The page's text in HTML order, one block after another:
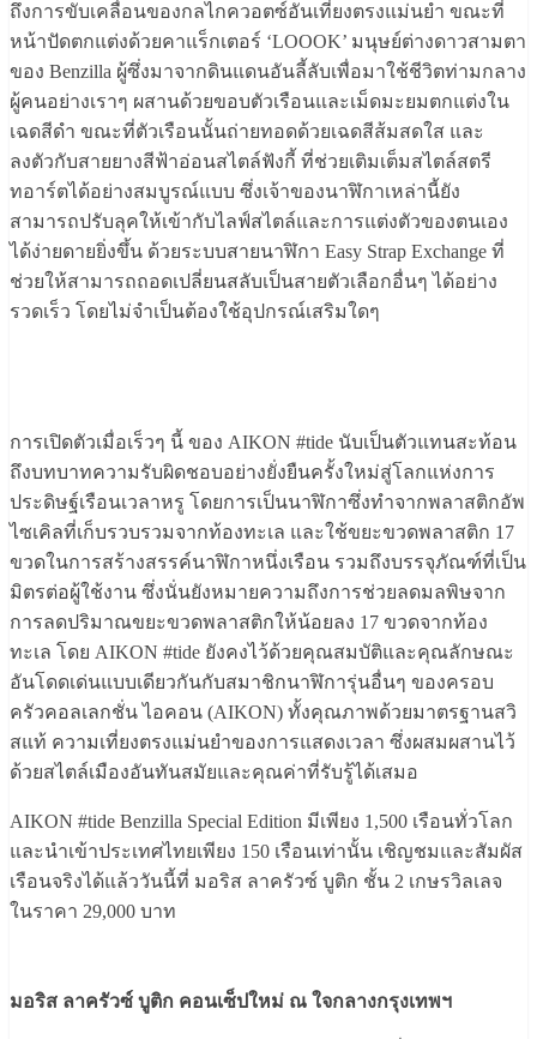
ถึงการขับเคลื่อนของกลไกควอตซ์อันเที่ยงตรงแม่นยำ ขณะที่
หน้าปัดตกแต่งด้วยคาแร็กเตอร์ ‘LOOOK’ มนุษย์ต่างดาวสามตา
ของ Benzilla ผู้ซึ่งมาจากดินแดนอันลี้ลับเพื่อมาใช้ชีวิตท่ามกลาง
ผู้คนอย่างเราๆ ผสานด้วยขอบตัวเรือนและเม็ดมะยมตกแต่งใน
เฉดสีดำ ขณะที่ตัวเรือนนั้นถ่ายทอดด้วยเฉดสีส้มสดใส และ
ลงตัวกับสายยางสีฟ้าอ่อนสไตล์ฟังกี้ ที่ช่วยเติมเต็มสไตล์สตรี
ทอาร์ตได้อย่างสมบูรณ์แบบ ซึ่งเจ้าของนาฬิกาเหล่านี้ยัง
สามารถปรับลุคให้เข้ากับไลฟ์สไตล์และการแต่งตัวของตนเอง
ได้ง่ายดายยิ่งขึ้น ด้วยระบบสายนาฬิกา Easy Strap Exchange ที่
ช่วยให้สามารถถอดเปลี่ยนสลับเป็นสายตัวเลือกอื่นๆ ได้อย่าง
รวดเร็ว โดยไม่จำเป็นต้องใช้อุปกรณ์เสริมใดๆ
การเปิดตัวเมื่อเร็วๆ นี้ ของ AIKON #tide นับเป็นตัวแทนสะท้อน
ถึงบทบาทความรับผิดชอบอย่างยั่งยืนครั้งใหม่สู่โลกแห่งการ
ประดิษฐ์เรือนเวลาหรู โดยการเป็นนาฬิกาซึ่งทำจากพลาสติกอัพ
ไซเคิลที่เก็บรวบรวมจากท้องทะเล และใช้ขยะขวดพลาสติก 17
ขวดในการสร้างสรรค์นาฬิกาหนึ่งเรือน รวมถึงบรรจุภัณฑ์ที่เป็น
มิตรต่อผู้ใช้งาน ซึ่งนั่นยังหมายความถึงการช่วยลดมลพิษจาก
การลดปริมาณขยะขวดพลาสติกให้น้อยลง 17 ขวดจากท้อง
ทะเล โดย AIKON #tide ยังคงไว้ด้วยคุณสมบัติและคุณลักษณะ
อันโดดเด่นแบบเดียวกันกับสมาชิกนาฬิการุ่นอื่นๆ ของครอบ
ครัวคอลเลกชั่น ไอคอน (AIKON) ทั้งคุณภาพด้วยมาตรฐานสวิ
สแท้ ความเที่ยงตรงแม่นยำของการแสดงเวลา ซึ่งผสมผสานไว้
ด้วยสไตล์เมืองอันทันสมัยและคุณค่าที่รับรู้ได้เสมอ
AIKON #tide Benzilla Special Edition มีเพียง 1,500 เรือนทั่วโลก
และนำเข้าประเทศไทยเพียง 150 เรือนเท่านั้น เชิญชมและสัมผัส
เรือนจริงได้แล้ววันนี้ที่ มอริส ลาครัวซ์ บูติก ชั้น 2 เกษรวิลเลจ
ในราคา 29,000 บาท
มอริส ลาครัวซ์ บูติก คอนเซ็ปใหม่ ณ ใจกลางกรุงเทพฯ